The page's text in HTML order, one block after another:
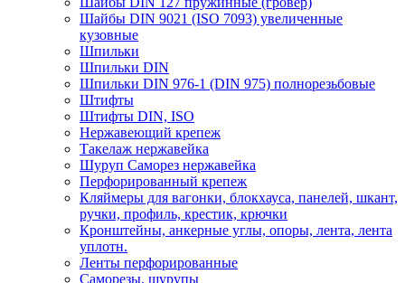
Шайбы DIN 9021 (ISO 7093) увеличенные
кузовные
Шпильки
Шпильки DIN
Шпильки DIN 976-1 (DIN 975) полнорезьбовые
Штифты
Штифты DIN, ISO
Нержавеющий крепеж
Такелаж нержавейка
Шуруп Саморез нержавейка
Перфорированный крепеж
Кляймеры для вагонки, блокхауса, панелей, шкант,
ручки, профиль, крестик, крючки
Кронштейны, анкерные углы, опоры, лента, лента
уплотн.
Ленты перфорированные
Саморезы, шурупы